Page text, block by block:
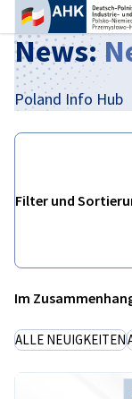
News:
Poland Info Hub
Filteroptionen
Filter und
Im
ALLE NEUIGKEITEN